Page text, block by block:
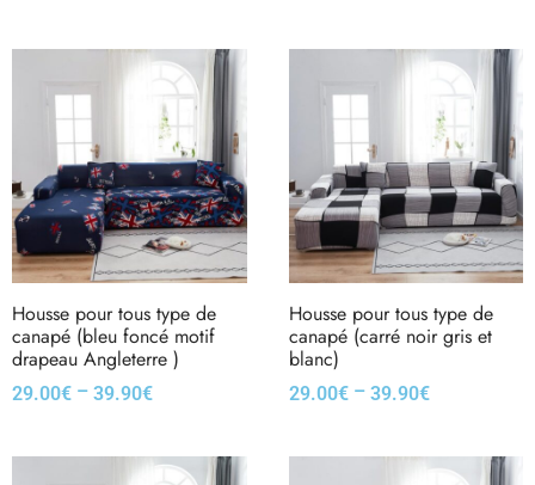
Housse pour tous type de
canapé (bleu foncé motif
drapeau Angleterre )
29.00€ – 39.90€
Housse pour tous type de
canapé (carré noir gris et
blanc)
29.00€– 39.90€